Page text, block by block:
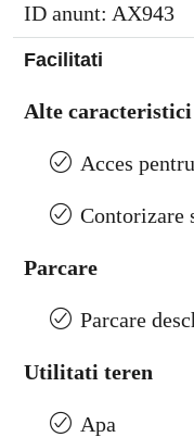
ID anunt: AX943
Facilitati
Alte
Acces
Contorizare
Parcare
Parcare
Utilitati teren
Apa